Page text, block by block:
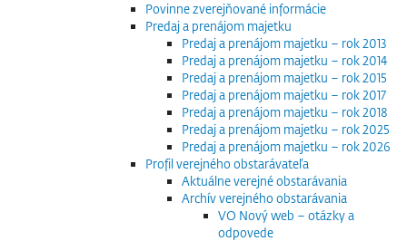
Povinne zverejňované informácie
Predaj a prenájom majetku
Predaj a prenájom majetku – rok 2013
Predaj a prenájom majetku – rok 2014
Predaj a prenájom majetku – rok 2015
Predaj a prenájom majetku – rok 2017
Predaj a prenájom majetku – rok 2018
Predaj a prenájom majetku – rok 2025
Predaj a prenájom majetku – rok 2026
Profil verejného obstarávateľa
Aktuálne verejné obstarávania
Archív verejného obstarávania
VO Nový web – otázky a
odpovede